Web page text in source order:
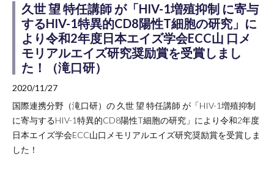
久世 望 特任講師 が「HIV-1増殖抑制 に寄与
するHIV-1特異的CD8陽性T細胞の研究」に
より令和2年度日本エイズ学会ECC山 口メ
モリアルエイズ研究奨励賞を受賞しまし
た！（滝口研）
2020/11/27
国際連携分野（滝口研）の 久世 望 特任講師 が「HIV-1増殖抑制
に寄与するHIV-1特異的CD8陽性T細胞の研究」により令和2年度
日本エイズ学会ECC山口メモリアルエイズ研究奨励賞を受賞しま
した！